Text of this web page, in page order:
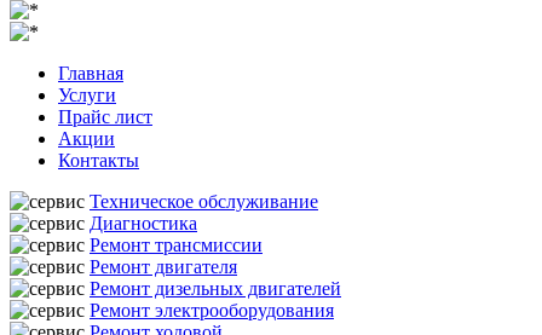
Главная
Услуги
Прайс лист
Акции
Контакты
Техническое обслуживание
Диагностика
Ремонт трансмиссии
Ремонт двигателя
Ремонт дизельных двигателей
Ремонт электрооборудования